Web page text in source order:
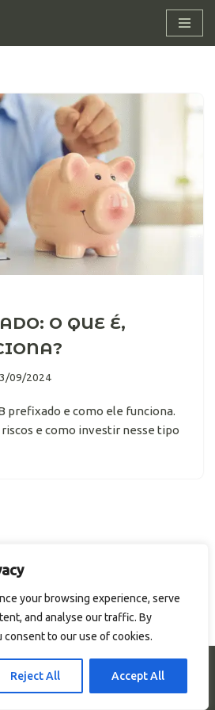
your browsing experience, serve
and analyse our traffic. By
consent to our use of cookies.
Reject All Accept All
O QUE É,
09/2024
prefixado e como ele funciona.
e como investir nesse tipo
os direitos reservados.
de Privacidade